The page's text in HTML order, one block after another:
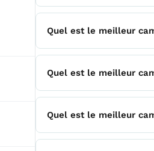
Quel est le meilleur
Quel est le meilleur
Quel est le meilleur